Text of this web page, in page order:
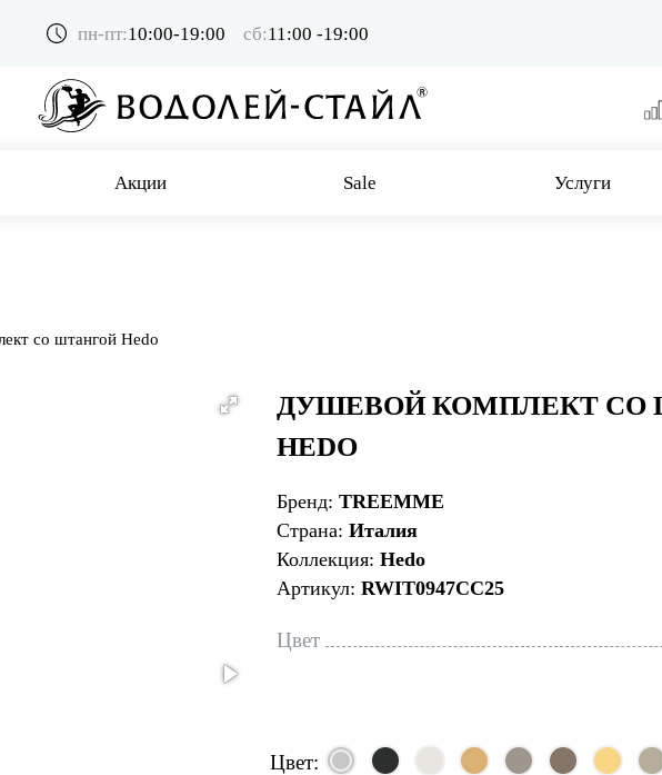
пн-пт:10:00-19:00 сб:11:00 -19:00
Акции Sale Услуги
со штангой Hedo
ДУШЕВОЙ КОМПЛЕКТ СО
HEDO
Бренд: TREEMME
Страна: Италия
Коллекция: Hedo
Артикул: RWIT0947CC25
Цвет
Цвет: